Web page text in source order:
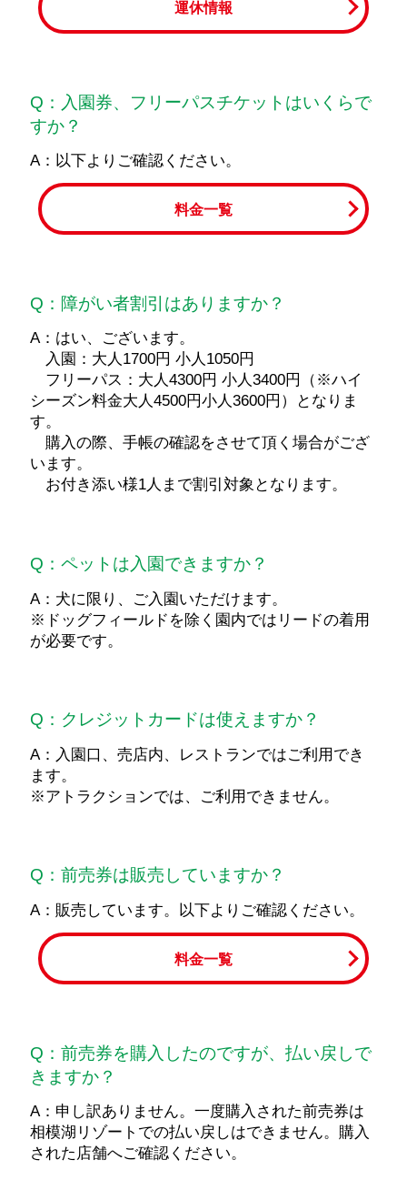
運休情報
Q：入園券、フリーパスチケットはいくらで
すか？
A：以下よりご確認ください。
料金一覧
Q：障がい者割引はありますか？
A：はい、ございます。
入園：大人1700円 小人1050円
フリーパス：大人4300円 小人3400円（※ハイ
シーズン料金大人4500円小人3600円）となりま
す。
購入の際、手帳の確認をさせて頂く場合がござ
います。
お付き添い様1人まで割引対象となります。
Q：ペットは入園できますか？
A：犬に限り、ご入園いただけます。
※ドッグフィールドを除く園内ではリードの着用
が必要です。
Q：クレジットカードは使えますか？
A：入園口、売店内、レストランではご利用でき
ます。
※アトラクションでは、ご利用できません。
Q：前売券は販売していますか？
A：販売しています。以下よりご確認ください。
料金一覧
Q：前売券を購入したのですが、払い戻しで
きますか？
A：申し訳ありません。一度購入された前売券は
相模湖リゾートでの払い戻しはできません。購入
された店舗へご確認ください。